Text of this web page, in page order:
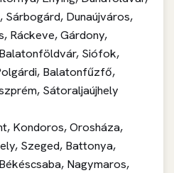
Dunaújváros,
Ráckeve, Gárdony,
Siófok,
Balatonfűzfő,
Sátoraljaújhely
Kondoros, Orosháza,
Szeged, Battonya,
Nagymaros,